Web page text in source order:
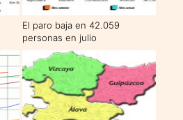
El paro baja en 42.059
personas en julio